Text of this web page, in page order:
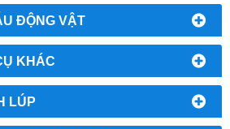
ĐỘNG VẬT
KHÁC
LÚP